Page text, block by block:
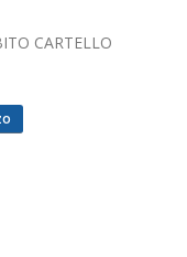
CARTELLO